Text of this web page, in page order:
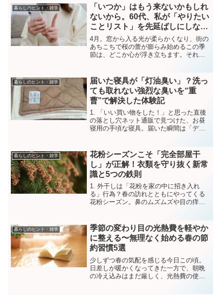
ミルクの香りと甘さが口の中に広がりま
す。北海道生クリーム使...
暮らしのヒント・雑学
「いつか」はもう来ないかもしれ
ないから。60代、私が「やりたい
ことリスト」を先延ばしにしない
理由
4月。窓から入る光が柔らかくなり、街の
あちこちで桜の蕾が膨らみ始めるこの季
節は、どこか心が浮き立ちます。それと
す。世間では「人生100年時代」という言
葉が定着しました。...
暮らしのヒント・雑学
届いた寝具が「灯油臭い」？洗っ
ても取れない強烈な臭いを“重
曹”で解決した体験記
1. 「いい買い物をした！」と思った直後
の落とし穴ネット通販で見つけた、お昼
寝用の手頃な寝具。届いた瞬間は「デザ
けた瞬間にその期待は打ち砕かれまし
た。部屋中に広がる、あの...
暮らしのヒント・雑学
花粉シーズンこそ「完全部屋干
し」が正解！衣類を守り抜く新常
識と5つの鉄則
1. 外干しは「花粉を家の中に招き入れ
る」行為？春の訪れとともにやってくる
花粉シーズン。鼻のムズムズや目の痒み
いから少しだけ」「よく叩いて取り込め
ば大丈夫」と外に干した...
暮らしのヒント・雑学
季節の変わり目の光熱費を軽やか
に整える〜無理なく始める春の節
約習慣5選
少しずつ春の気配を感じる今日この頃。
日差しが暖かくなってきた一方で、朝晩
の冷え込みはまだ厳しく、光熱費の使い